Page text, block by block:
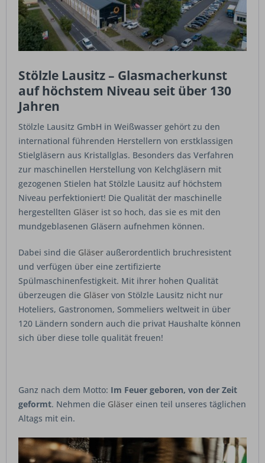
Stölzle Lausitz – Glasmacherkunst
auf höchstem Niveau seit über 130
Jahren
Stölzle Lausitz GmbH in Weißwasser gehört zu den
international führenden Herstellern von erstklassigen
Stielgläsern aus Kristallglas. Besonders das Verfahren
zur maschinellen Herstellung von Kelchgläsern mit
gezogenen Stielen hat Stölzle Lausitz auf höchstem
Niveau perfektioniert! Die Qualität der maschinelle
hergestellten Gläser ist so hoch, das sie es mit den
mundgeblasenen Gläsern aufnehmen können.
Dabei sind die Gläser außerordentlich bruchresistent
und verfügen über eine zertifizierte
Spülmaschinenfestigkeit. Mit ihrer hohen Qualität
überzeugen die Gläser von Stölzle Lausitz nicht nur
Hoteliers, Gastronomen, Sommeliers weltweit in über
120 Ländern sondern auch die privat Haushalte können
sich über diese tolle qualität freuen!
Ganz nach dem Motto: Im Feuer geboren, von der Zeit
geformt. Nehmen die Gläser einen teil unseres täglichen
Altags mit ein.